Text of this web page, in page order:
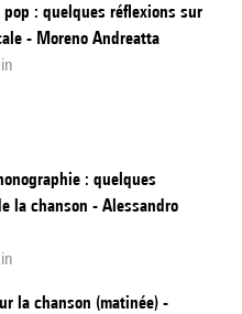
: quelques réflexions sur
- Moreno Andreatta
: quelques
la chanson - Alessandro
la chanson (matinée) -